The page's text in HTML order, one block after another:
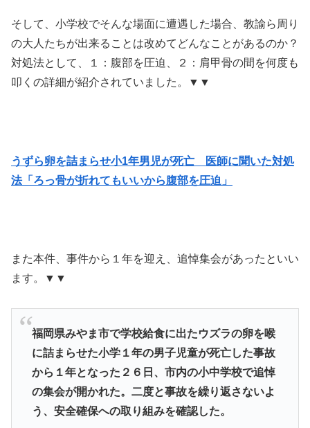
そして、小学校でそんな場面に遭遇した場合、教諭ら周り
の大人たちが出来ることは改めてどんなことがあるのか？
対処法として、１：腹部を圧迫、２：肩甲骨の間を何度も
叩くの詳細が紹介されていました。▼▼
うずら卵を詰まらせ小1年男児が死亡 医師に聞いた対処
法「ろっ骨が折れてもいいから腹部を圧迫」
また本件、事件から１年を迎え、追悼集会があったといい
ます。▼▼
福岡県みやま市で学校給食に出たウズラの卵を喉
に詰まらせた小学１年の男子児童が死亡した事故
から１年となった２６日、市内の小中学校で追悼
の集会が開かれた。二度と事故を繰り返さないよ
う、安全確保への取り組みを確認した。